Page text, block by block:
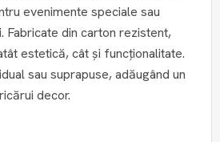
evenimente speciale sau
Fabricate din carton rezistent,
estetică, cât și funcționalitate.
sau suprapuse, adăugând un
decor.